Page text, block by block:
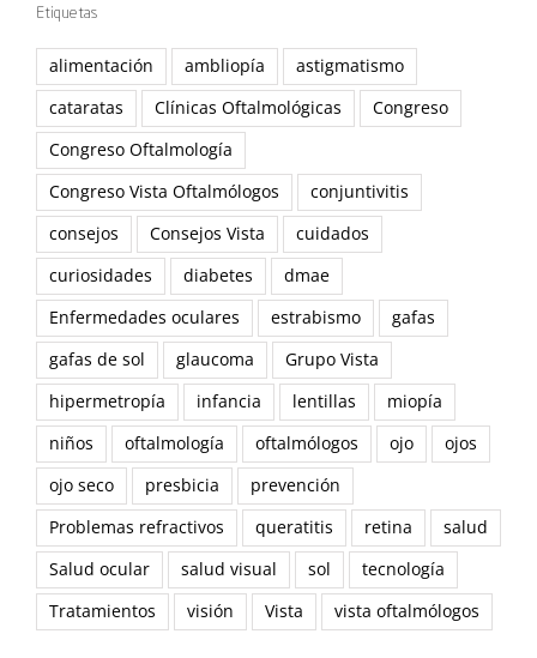
Etiquetas
alimentación ambliopía
astigmatismo
cataratas
Clínicas Oftalmológicas
Congreso
Congreso Oftalmología
Congreso Vista Oftalmólogos
conjuntivitis
consejos
Consejos Vista
cuidados
curiosidades
diabetes
dmae
Enfermedades oculares
estrabismo
gafas
gafas de sol
glaucoma
Grupo Vista
hipermetropía
infancia lentillas
miopía
niños
oftalmología oftalmólogos ojo
ojos
ojo seco
presbicia
prevención
Problemas refractivos
queratitis retina
salud
Salud ocular
salud visual sol
tecnología
Tratamientos
visión Vista vista oftalmólogos